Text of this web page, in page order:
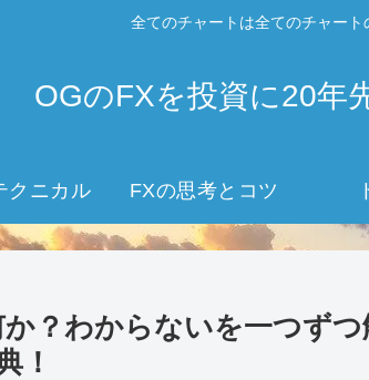
全てのチャートは全てのチャート
OGのFXを投資に20年
クニカル FXの思考とコツ
？わからないを一つず
！